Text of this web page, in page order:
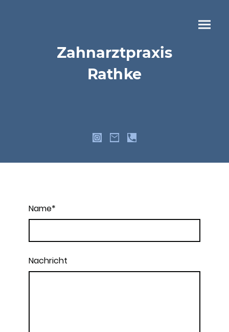
Zahnarztpraxis
Rathke
Name*
Nachricht